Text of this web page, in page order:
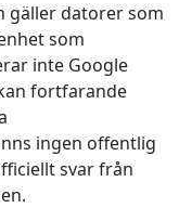
gäller datorer som
som
inte Google
fortfarande
ingen offentlig
svar från